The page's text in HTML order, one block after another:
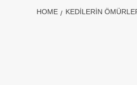
HOME KEDILERIN